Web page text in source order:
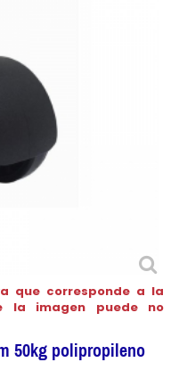
que corresponde a la
la imagen puede no
50kg polipropileno